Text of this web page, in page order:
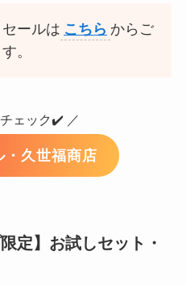
ールは こちら からご
。
ェック✔️ ／
・久世福商店
定】お試しセット・